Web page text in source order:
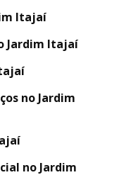
Itajaí
Jardim Itajaí
no Jardim
no Jardim